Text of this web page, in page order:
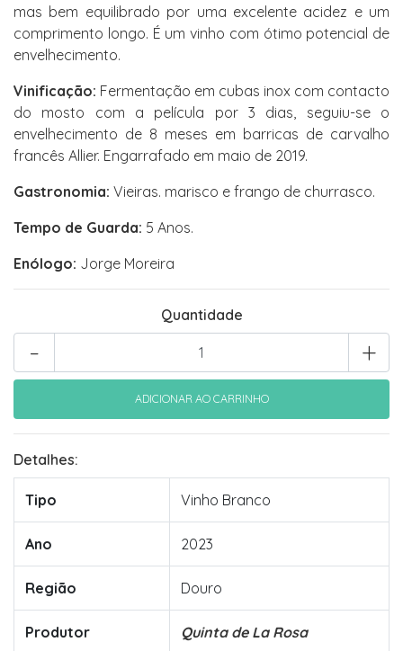
mas bem equilibrado por uma excelente acidez e um
comprimento longo. É um vinho com ótimo potencial de
envelhecimento.
Vinificação: Fermentação em cubas inox com contacto
do mosto com a película por 3 dias, seguiu-se o
envelhecimento de 8 meses em barricas de carvalho
francês Allier. Engarrafado em maio de 2019.
Gastronomia: Vieiras. marisco e frango de churrasco.
Tempo de Guarda: 5 Anos.
Enólogo: Jorge Moreira
Quantidade
+
-
Detalhes:
Tipo Vinho Branco
Ano 2023
Região Douro
Produtor Quinta de La Rosa